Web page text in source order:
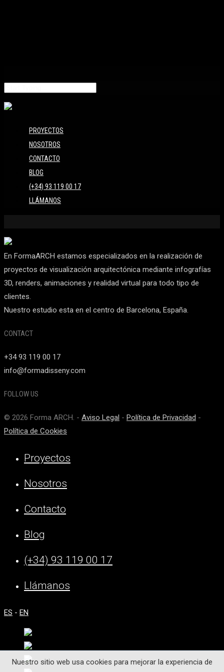
PROYECTOS
NOSOTROS
CONTACTO
BLOG
(+34) 93 119 00 17
LLÁMANOS
En FormaARCH estamos especializados en la realización de
proyectos de visualización arquitectónica mediante infografías
3D, renders, animaciones y realidad virtual para todo tipo de
clientes.
Nuestro estudio esta en el centro de Barcelona, España.
CONTACT
+34 93 119 00 17
info@formadisseny.com
FOLLOW US
© 2026 Forma ARCH. - Aviso Legal - Política de Privacidad -
Política de Cookies
Proyectos
Nosotros
Contacto
Blog
(+34) 93 119 00 17
Llámanos
ES - EN
Nuestro sitio web usa cookies para mejorar la experiencia de